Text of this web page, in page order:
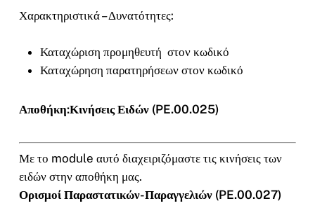
Χαρακτηριστικά – Δυνατότητες:
Καταχώριση προμηθευτή στον κωδικό
Καταχώρηση παρατηρήσεων στον κωδικό
Αποθήκη:Κινήσεις Ειδών (PE.00.025)
Με το module αυτό διαχειριζόμαστε τις κινήσεις των
ειδών στην αποθήκη μας.
Ορισμοί Παραστατικών-Παραγγελιών (PE.00.027)